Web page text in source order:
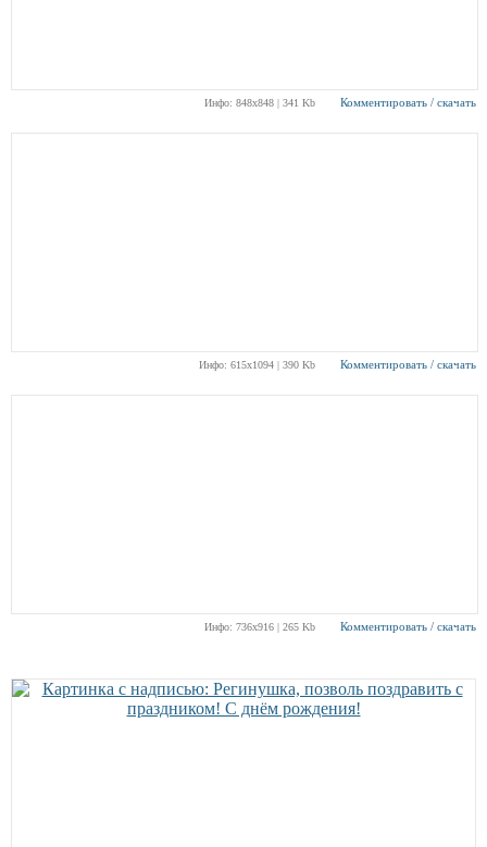
Инфо: 848х848 | 341 Kb Комментировать / скачать
Инфо: 615х1094 | 390 Kb Комментировать / скачать
Инфо: 736х916 | 265 Kb Комментировать / скачать